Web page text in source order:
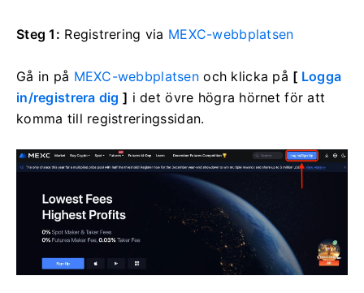
Steg 1: Registrering via MEXC-webbplatsen
Gå in på MEXC-webbplatsen och klicka på [ Logga
in/registrera dig ] i det övre högra hörnet för att
komma till registreringssidan.